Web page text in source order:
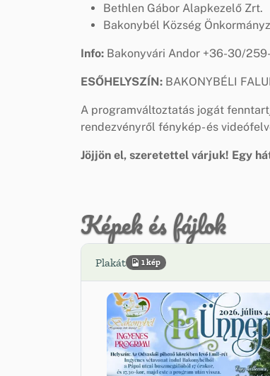
Bethlen Gábor Alapkezelő Zrt.
Bakonybél Község
Info: Bakonyvári Andor +36-30/
ESŐHELYSZÍN: BAKONYBÉLI
A programváltoztatás jogát
rendezvényről fénykép- és
Jöjjön el, szeretettel várjuk! Egy
Képek és fájlok
Plakát 1 kép